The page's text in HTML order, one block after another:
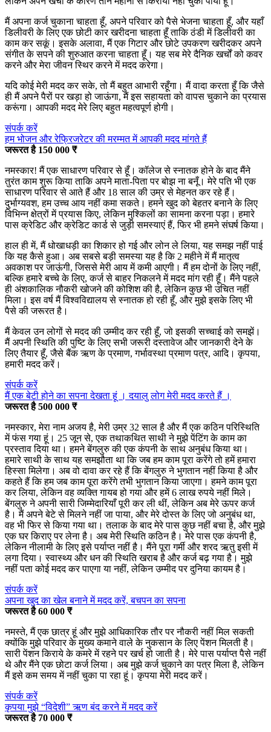
मैं अपना कर्ज चुकाना चाहता हूँ, अपने परिवार को पैसे भेजना चाहता हूँ, और यहाँ
डिलीवरी के लिए एक छोटी कार खरीदना चाहता हूँ ताकि ठंडी में डिलीवरी का
काम कर सकूं। इसके अलावा, मैं एक गिटार और छोटे उपकरण खरीदकर अपने
संगीत के सपने की शुरुआत करना चाहता हूँ। यह सब मेरे दैनिक खर्चों को कवर
करने और मेरा जीवन स्थिर करने में मदद करेगा।
यदि कोई मेरी मदद कर सके, तो मैं बहुत आभारी रहूँगा। मैं वादा करता हूँ कि जैसे
ही मैं अपने पैरों पर खड़ा हो जाऊंगा, मैं इस सहायता को वापस चुकाने का प्रयास
करूंगा। आपकी मदद मेरे लिए बहुत महत्वपूर्ण होगी।
संपर्क करें
हम भोजन और रेफ्रिजरेटर की मरम्मत में आपकी मदद मांगते हैं
जरूरत है 150 000 ₹
नमस्कार! मैं एक साधारण परिवार से हूँ। कॉलेज से स्नातक होने के बाद मैंने
तुरंत काम शुरू किया ताकि अपने माता-पिता पर बोझ ना बनूँ। मेरे पति भी एक
साधारण परिवार से आते हैं और 18 साल की उम्र से मेहनत कर रहे हैं।
दुर्भाग्यवश, हम उच्च आय नहीं कमा सकते। हमने खुद को बेहतर बनाने के लिए
विभिन्न क्षेत्रों में प्रयास किए, लेकिन मुश्किलों का सामना करना पड़ा। हमारे
पास क्रेडिट और क्रेडिट कार्ड से जुड़ी समस्याएं हैं, फिर भी हमने संघर्ष किया।
हाल ही में, मैं धोखाधड़ी का शिकार हो गई और लोन ले लिया, यह समझ नहीं पाई
कि यह कैसे हुआ। अब सबसे बड़ी समस्या यह है कि 2 महीने में मैं मातृत्व
अवकाश पर जाऊंगी, जिससे मेरी आय में कमी आएगी। मैं हम दोनों के लिए नहीं,
बल्कि हमारे बच्चे के लिए, कर्ज से बाहर निकलने में मदद मांग रही हूँ। मैंने पहले
ही अंशकालिक नौकरी खोजने की कोशिश की है, लेकिन कुछ भी उचित नहीं
मिला। इस वर्ष मैं विश्वविद्यालय से स्नातक हो रही हूँ, और मुझे इसके लिए भी
पैसे की जरूरत है।
मैं केवल उन लोगों से मदद की उम्मीद कर रही हूँ, जो इसकी सच्चाई को समझें।
मैं अपनी स्थिति की पुष्टि के लिए सभी जरूरी दस्तावेज और जानकारी देने के
लिए तैयार हूँ, जैसे बैंक ऋण के प्रमाण, गर्भावस्था प्रमाण पत्र, आदि। कृपया,
हमारी मदद करें।
संपर्क करें
मैं एक बेटी होने का सपना देखता हूं । दयालु लोग मेरी मदद करते हैं ।
जरूरत है 500 000 ₹
नमस्कार, मेरा नाम अजय है, मेरी उम्र 32 साल है और मैं एक कठिन परिस्थिति
में फंस गया हूं। 25 जून से, एक तथाकथित साथी ने मुझे पेंटिंग के काम का
प्रस्ताव दिया था। हमने बेंगलुरु की एक कंपनी के साथ अनुबंध किया था।
हमारे साथी के साथ यह समझौता था कि जब हम काम पूरा करेंगे तो हमें हमारा
हिस्सा मिलेगा। अब वो दावा कर रहे हैं कि बेंगलुरु ने भुगतान नहीं किया है और
कहते हैं कि हम जब काम पूरा करेंगे तभी भुगतान किया जाएगा। हमने काम पूरा
कर लिया, लेकिन वह व्यक्ति गायब हो गया और हमें 6 लाख रुपये नहीं मिले।
बेंगलुरु ने अपनी सारी जिम्मेदारियाँ पूरी कर ली थीं, लेकिन अब मेरे ऊपर कर्ज
है। मैं अपने बेटे से मिलने नहीं जा पाया, और मेरे दोस्त के लिए जो अनुबंध था,
वह भी फिर से किया गया था। तलाक के बाद मेरे पास कुछ नहीं बचा है, और मुझे
एक घर किराए पर लेना है। अब मेरी स्थिति कठिन है। मेरे पास एक कंपनी है,
लेकिन नीलामी के लिए इसे पर्याप्त नहीं है। मैंने पूरा गर्मी और शरद ऋतु इसी में
लगा दिया। स्वास्थ्य और धन की स्थिति खराब है और कर्ज बढ़ गया है। मुझे
नहीं पता कोई मदद कर पाएगा या नहीं, लेकिन उम्मीद पर दुनिया कायम है।
संपर्क करें
अपना खुद का खेल बनाने में मदद करें, बचपन का सपना
जरूरत है 60 000 ₹
नमस्ते, मैं एक छात्र हूं और मुझे आधिकारिक तौर पर नौकरी नहीं मिल सकती
क्योंकि मुझे परिवार के मुख्य कमाने वाले के नुकसान के लिए पेंशन मिलती है।
सारी पेंशन किराये के कमरे में रहने पर खर्च हो जाती है। मेरे पास पर्याप्त पैसे नहीं
थे और मैंने एक छोटा कर्ज लिया। अब मुझे कर्ज चुकाने का पत्र मिला है, लेकिन
मैं इसे कम समय में नहीं चुका पा रहा हूं। कृपया मेरी मदद करें।
संपर्क करें
कृपया मुझे “विदेशी” ऋण बंद करने में मदद करें
जरूरत है 70 000 ₹